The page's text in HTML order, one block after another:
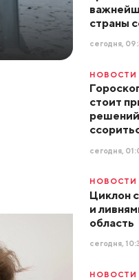
страны
сегодня,
НОВОСТИ
стоит
сегодня,
НОВОСТИ
Циклон
и
область
сегодня,
НОВОСТИ